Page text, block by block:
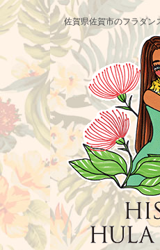
佐賀県佐賀市のフラダ